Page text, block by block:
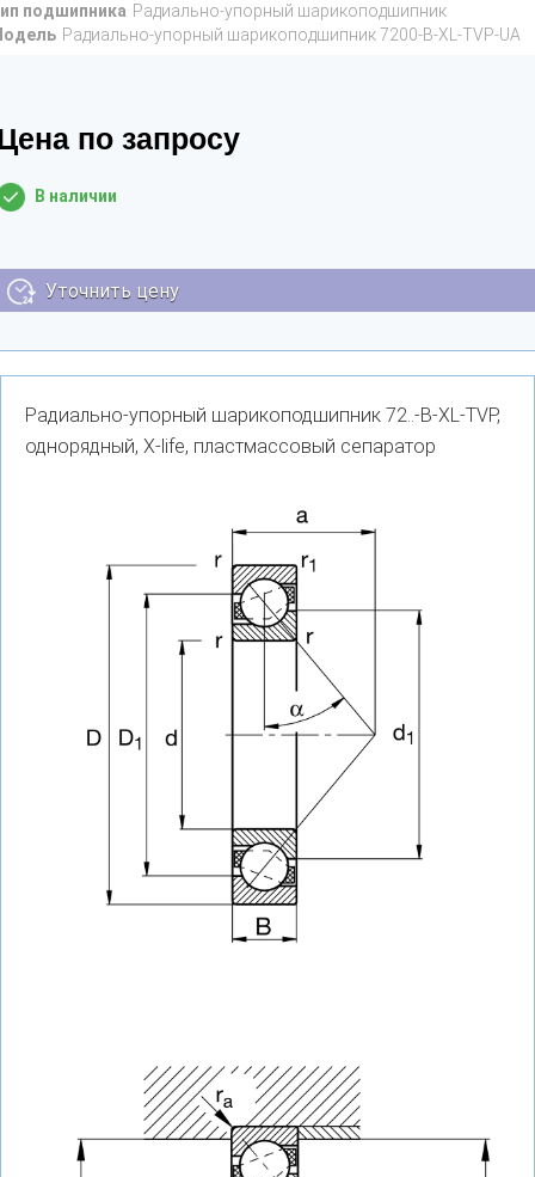
подшипника Радиально-упорный шарикоподшипник
Радиально-упорный шарикоподшипник 7200-B-XL-TVP-UA
по запросу
В наличии
Уточнить цену
Радиально-упорный шарикоподшипник 72..-B-XL-TVP,
однорядный, X-life, пластмассовый сепаратор